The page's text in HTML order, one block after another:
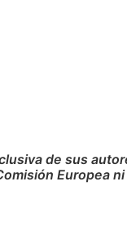
de sus
Europea ni